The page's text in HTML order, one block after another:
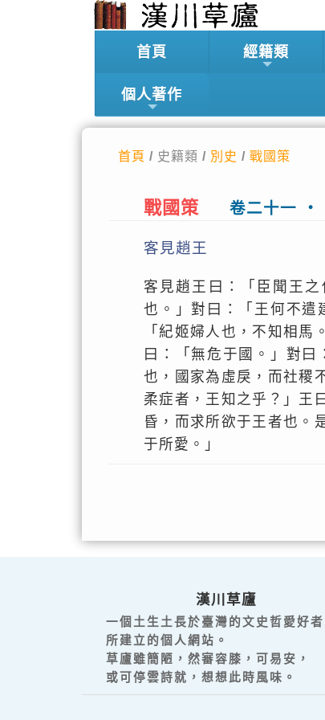
首頁 經籍類
個人著作
首頁 / 史籍類 / 別史 / 戰國策
戰國策 卷二十一 ‧
客見趙王
客見趙王曰：「臣聞王
也。」對曰：「王何不遣
「紀姬婦人也，不知相
曰：「無危于國。」對
也，國家為虛戾，而社稷
柔症者，王知之乎？」王
昏，而求所欲于王者也。
于所愛。」
漢川草廬
一個土生土長於臺灣的文史哲愛好者
所建立的個人網站。
草廬雖簡陋，然審容膝，可易安，
或可停雲詩就，想想此時風味。